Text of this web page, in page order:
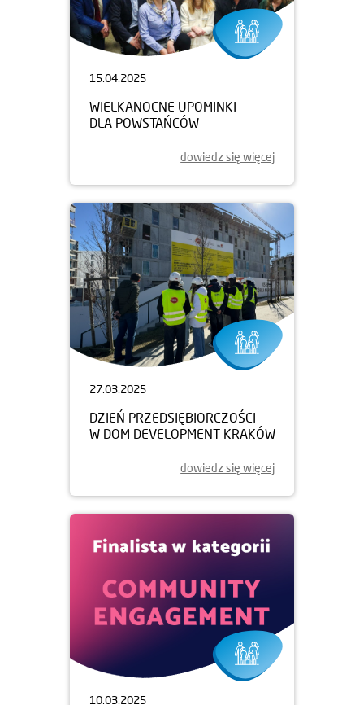
15.04.2025
WIELKANOCNE UPOMINKI
DLA POWSTAŃCÓW
dowiedz się więcej
27.03.2025
DZIEŃ PRZEDSIĘBIORCZOŚCI
W DOM DEVELOPMENT KRAKÓW
dowiedz się więcej
10.03.2025